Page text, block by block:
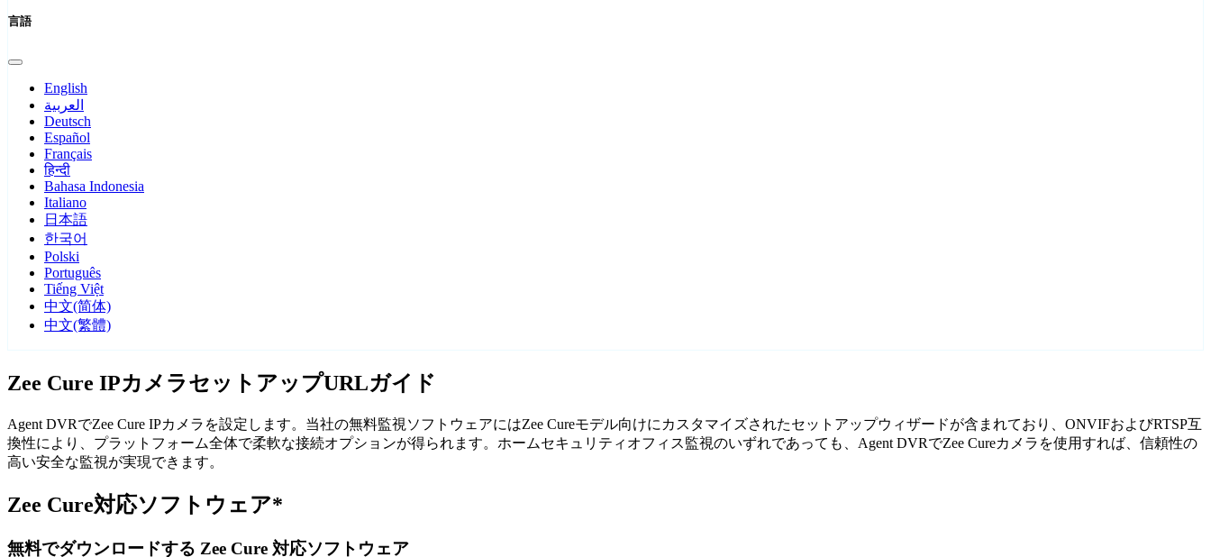
言語
English
العربية
Deutsch
Español
Français
हिन्दी
Bahasa Indonesia
Italiano
日本語
한국어
Polski
Português
Tiếng Việt
中文(简体)
中文(繁體)
Zee Cure IPカメラセットアップURLガイド
Agent DVRでZee Cure IPカメラを設定します。当社の無料監視ソフトウェアにはZee Cureモデル向けにカスタマイズされたセットアップウィザードが含まれており、ONVIFおよびRTSP互
換性により、プラットフォーム全体で柔軟な接続オプションが得られます。ホームセキュリティオフィス監視のいずれであっても、Agent DVRでZee Cureカメラを使用すれば、信頼性の
高い安全な監視が実現できます。
Zee Cure対応ソフトウェア*
無料でダウンロードする Zee Cure 対応ソフトウェア